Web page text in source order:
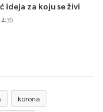
ideja za koju se živi
korona